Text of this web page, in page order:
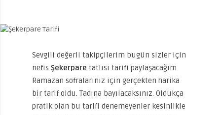
Sevgili değerli takipçilerim bugün sizler için
nefis Şekerpare tatlısı tarifi paylaşacağım.
Ramazan sofralarınız için gerçekten harika
bir tarif oldu. Tadına bayılacaksınız. Oldukça
pratik olan bu tarifi denemeyenler kesinlikle